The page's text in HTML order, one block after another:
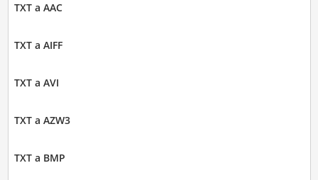
TXT a AAC
TXT a AIFF
TXT a AVI
TXT a AZW3
TXT a BMP